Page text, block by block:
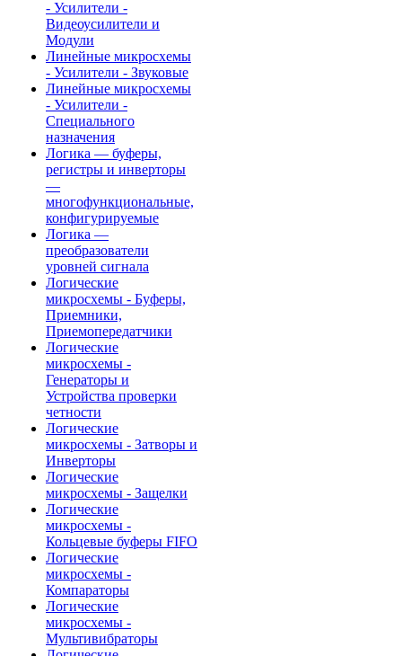
- Усилители -
Видеоусилители и
Модули
Линейные микросхемы
- Усилители - Звуковые
Линейные микросхемы
- Усилители -
Специального
назначения
Логика — буферы,
регистры и инверторы
—
многофункциональные,
конфигурируемые
Логика —
преобразователи
уровней сигнала
Логические
микросхемы - Буферы,
Приемники,
Приемопередатчики
Логические
микросхемы -
Генераторы и
Устройства проверки
четности
Логические
микросхемы - Затворы и
Инверторы
Логические
микросхемы - Защелки
Логические
микросхемы -
Кольцевые буферы FIFO
Логические
микросхемы -
Компараторы
Логические
микросхемы -
Мультивибраторы